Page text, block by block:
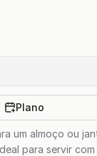
Plano
um almoço ou
para servir